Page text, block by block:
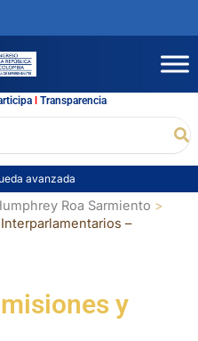
l Transparencia
avanzada
Roa Sarmiento
–
y